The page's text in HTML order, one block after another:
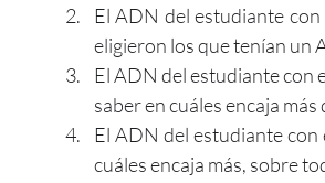
El ADN del estudiante con
eligieron los que tenían un
El ADN del estudiante con
saber en cuáles encaja
El ADN del estudiante con
cuáles encaja más, sobre